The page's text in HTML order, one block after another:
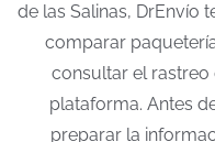
de las Salinas, DrEnvío
comparar
consultar el rastreo
plataforma. Antes
preparar la